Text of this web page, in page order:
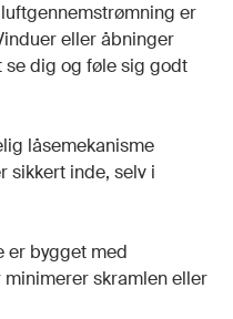
er
eller åbninger
dig og føle sig godt
låsemekanisme
sikkert inde, selv i
er bygget med
skramlen eller